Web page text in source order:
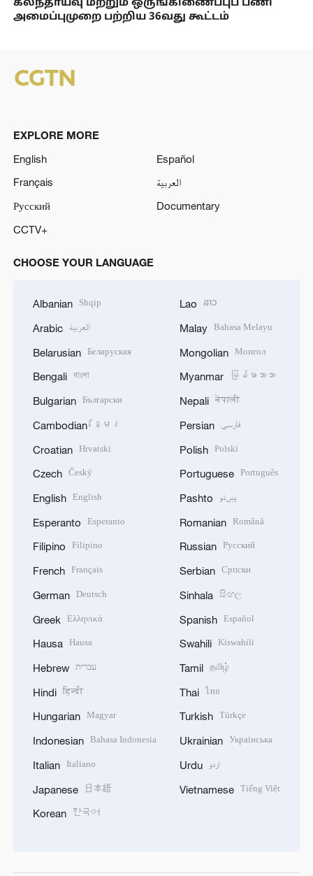
கலந்தாய்வு மற்றும் ஒருங்கிணைப்புப் பணி
அமைப்புமுறை பற்றிய 36வது கூட்டம்
EXPLORE MORE
English
Español
Français
العربية
Русский
Documentary
CCTV+
CHOOSE YOUR LANGUAGE
Albanian Shqip
Arabic العربية
Belarusian Беларуская
Bengali বাংলা
Bulgarian Български
Cambodian ខ្មែរ
Croatian Hrvatski
Czech Český
English English
Esperanto Esperanto
Filipino Filipino
French Français
German Deutsch
Greek Ελληνικά
Hausa Hausa
Hebrew עברית
Hindi हिन्दी
Hungarian Magyar
Indonesian Bahasa Indonesia
Italian Italiano
Japanese 日本語
Korean 한국어
Lao ລາວ
Malay Bahasa Melayu
Mongolian Монгол
Myanmar မြန်မာဘာသာ
Nepali नेपाली
Persian فارسی
Polish Polski
Portuguese Português
Pashto پښتو
Romanian Română
Russian Русский
Serbian Српски
Sinhala සිංහල
Spanish Español
Swahili Kiswahili
Tamil தமிழ்
Thai ไทย
Turkish Türkçe
Ukrainian Українська
Urdu اردو
Vietnamese Tiếng Việt